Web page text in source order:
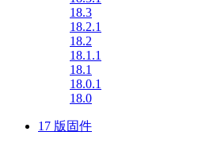
18.3
18.2.1
18.2
18.1.1
18.1
18.0.1
18.0
17 版固件